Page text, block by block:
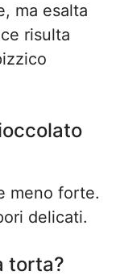
ma esalta
risulta
meno forte.
delicati.
torta?